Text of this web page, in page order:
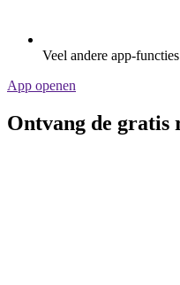
Veel andere app-functies
App openen
Ontvang de gratis